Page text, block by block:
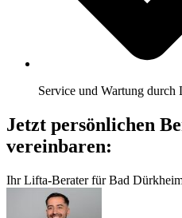
Service und Wartung durch
Jetzt persönlichen
vereinbaren:
Ihr Lifta-Berater für Bad